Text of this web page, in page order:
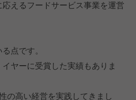
えるフードサービス事業を運営
点です。
ヤーに受賞した実績もありま
の高い経営を実践してきまし